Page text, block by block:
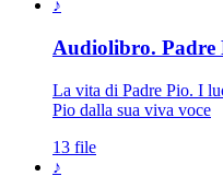
♪
Audiolibro. Padre
La vita di Padre Pio. I
Pio dalla sua viva voce
13 file
♪